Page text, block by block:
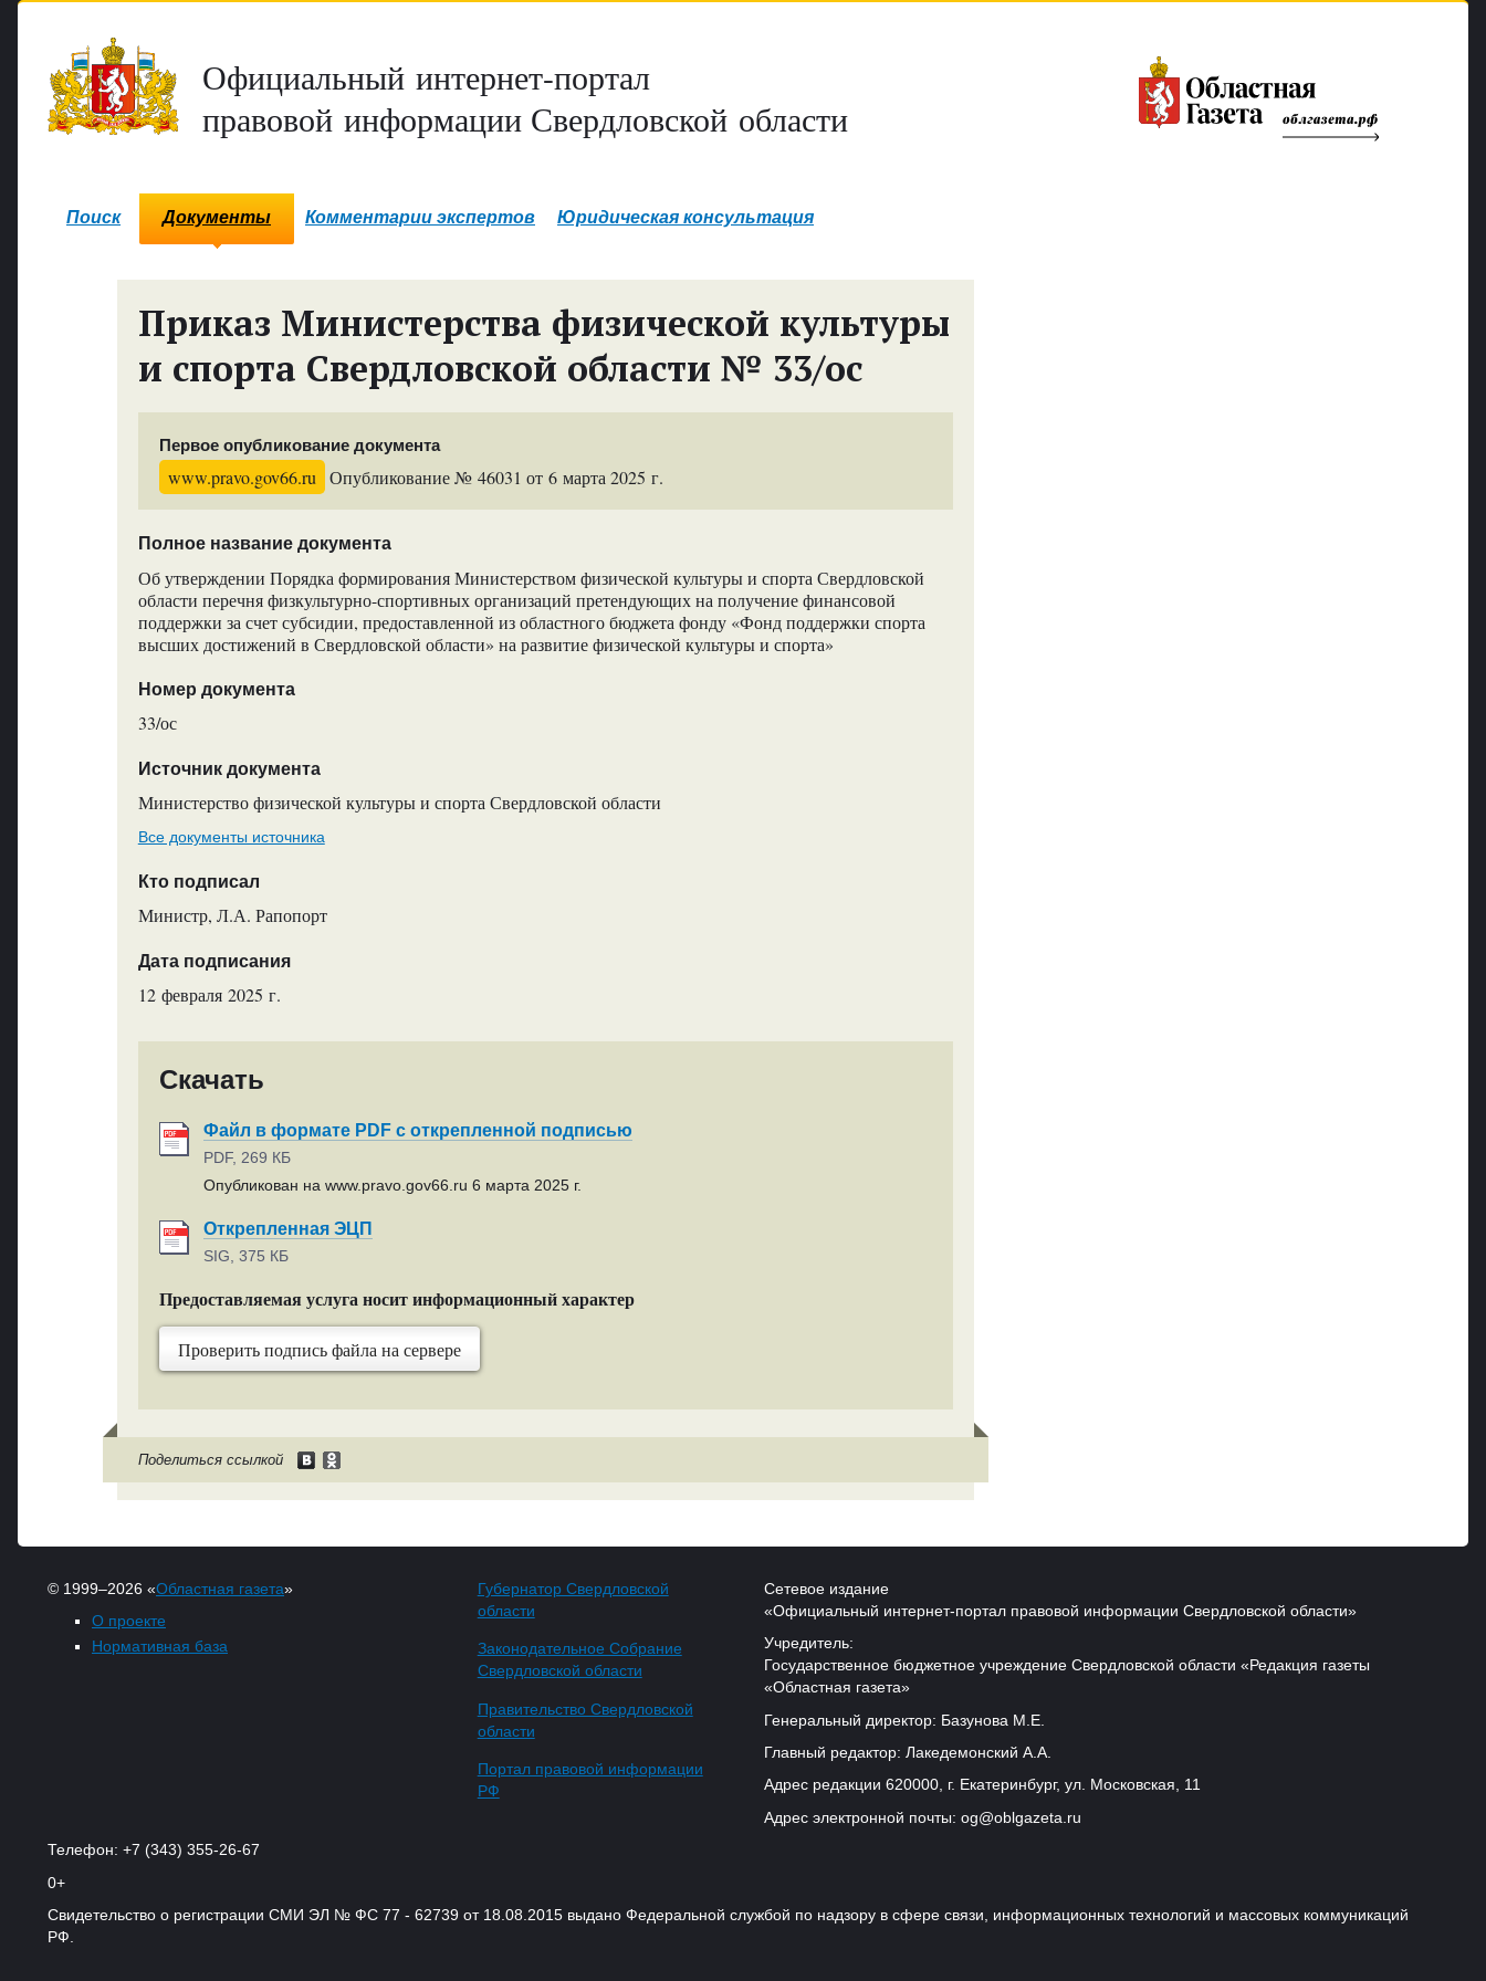
Официальный интернет-портал
правовой информации Свердловской области
Поиск Документы Комментарии экспертов Юридическая консультация
Приказ Министерства физической культуры
и спорта Свердловской области № 33/ос
Первое опубликование документа
www.pravo.gov66.ru Опубликование № 46031 от 6 марта 2025 г.
Полное название документа
Об утверждении Порядка формирования Министерством физической культуры и спорта Свердловской
области перечня физкультурно-спортивных организаций претендующих на получение финансовой
поддержки за счет субсидии, предоставленной из областного бюджета фонду «Фонд поддержки спорта
высших достижений в Свердловской области» на развитие физической культуры и спорта»
Номер документа
33/ос
Источник документа
Министерство физической культуры и спорта Свердловской области
Все документы источника
Кто подписал
Министр, Л.А. Рапопорт
Дата подписания
12 февраля 2025 г.
Скачать
Файл в формате PDF с открепленной подписью
PDF, 269 КБ
Опубликован на www.pravo.gov66.ru 6 марта 2025 г.
Открепленная ЭЦП
SIG, 375 КБ
Предоставляемая услуга носит информационный характер
Проверить подпись файла на сервере
Поделиться ссылкой
© 1999–2026 «Областная газета»
О проекте
Нормативная база
Губернатор Свердловской
области
Законодательное Собрание
Свердловской области
Правительство Свердловской
области
Портал правовой информации
РФ
Сетевое издание
«Официальный интернет-портал правовой информации Свердловской области»
Учредитель:
Государственное бюджетное учреждение Свердловской области «Редакция газеты
«Областная газета»
Генеральный директор: Базунова М.Е.
Главный редактор: Лакедемонский А.А.
Адрес редакции 620000, г. Екатеринбург, ул. Московская, 11
Адрес электронной почты: og@oblgazeta.ru
Телефон: +7 (343) 355-26-67
0+
Свидетельство о регистрации СМИ ЭЛ № ФС 77 - 62739 от 18.08.2015 выдано Федеральной службой по надзору в сфере связи, информационных технологий и массовых коммуникаций
РФ.